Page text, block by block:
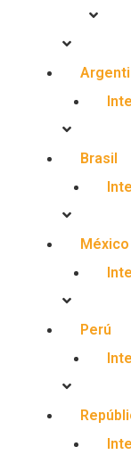
Brasil
México
Perú